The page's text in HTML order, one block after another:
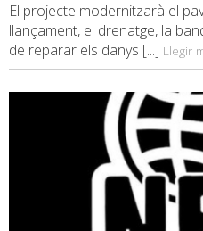
El projecte modernitzarà el
llançament, el drenatge, la
de reparar els danys [...] Llegir